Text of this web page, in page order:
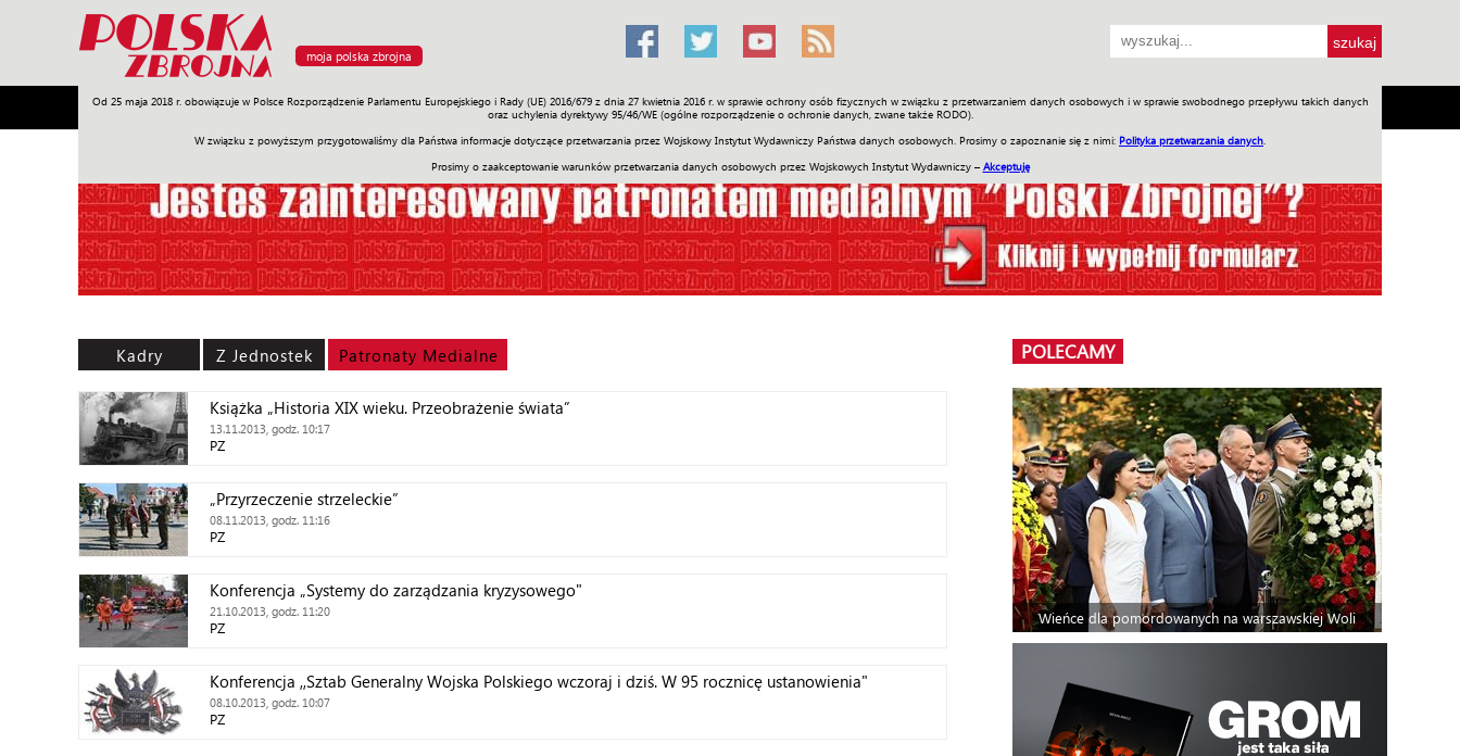
moja polska zbrojna
Od 25 maja 2018 r. obowiązuje w Polsce Rozporządzenie Parlamentu Europejskiego i Rady (UE) 2016/679 z dnia 27 kwietnia 2016 r. w sprawie ochrony osób fizycznych w związku z przetwarzaniem danych osobowych i w sprawie swobodnego przepływu takich danych
oraz uchylenia dyrektywy 95/46/WE (ogólne rozporządzenie o ochronie danych, zwane także RODO).
W związku z powyższym przygotowaliśmy dla Państwa informacje dotyczące przetwarzania przez Wojskowy Instytut Wydawniczy Państwa danych osobowych. Prosimy o zapoznanie się z nimi: Polityka przetwarzania danych
Prosimy o zaakceptowanie warunków przetwarzania danych osobowych przez Wojskowych Instytut Wydawniczy – Akceptuję
Armia Poligon Sprzęt Misje Polityka Prawo Świat Społeczność Sport Historia Galerie Wideo ENGLISH SKLEP Jednodniówki Praca w WIW
Kadry Z Jednostek Patronaty Medialne
Książka „Historia XIX wieku. Przeobrażenie świata”
13.11.2013, godz. 10:17
PZ
„Przyrzeczenie strzeleckie”
08.11.2013, godz. 11:16
PZ
Konferencja „Systemy do zarządzania kryzysowego"
21.10.2013, godz. 11:20
PZ
Konferencja ,,Sztab Generalny Wojska Polskiego wczoraj i dziś. W 95 rocznicę ustanowienia"
08.10.2013, godz. 10:07
PZ
POLECAMY
Wieńce dla pomordowanych na warszawskiej Woli